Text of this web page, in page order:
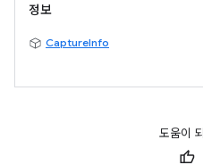
정보
CaptureInfo
도움이